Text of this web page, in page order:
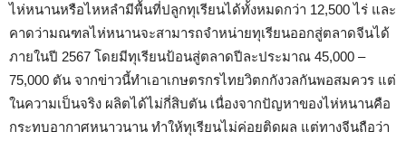
ไห่หนานหรือไหหลำมีพื้นที่ปลูกทุเรียนได้ทั้งหมดกว่า 12,500 ไร่ และ
คาดว่ามณฑลไห่หนานจะสามารถจำหน่ายทุเรียนออกสู่ตลาดจีนได้
ภายในปี 2567 โดยมีทุเรียนป้อนสู่ตลาดปีละประมาณ 45,000 –
75,000 ตัน จากข่าวนี้ทำเอาเกษตรกรไทยวิตกกังวลกันพอสมควร แต่
ในความเป็นจริง ผลิตได้ไม่กี่สิบตัน เนื่องจากปัญหาของไห่หนานคือ
กระทบอากาศหนาวนาน ทำให้ทุเรียนไม่ค่อยติดผล แต่ทางจีนถือว่า